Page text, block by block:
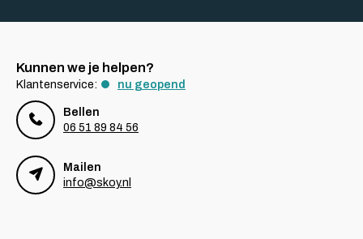
Kunnen we je helpen?
Klantenservice: nu geopend
Bellen
06 51 89 84 56
Mailen
info@skoy.nl